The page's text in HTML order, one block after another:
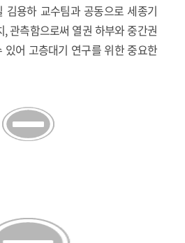
김용하 교수팀과 공동으로 세종기
관측함으로써 열권 하부와 중간권
어 고층대기 연구를 위한 중요한